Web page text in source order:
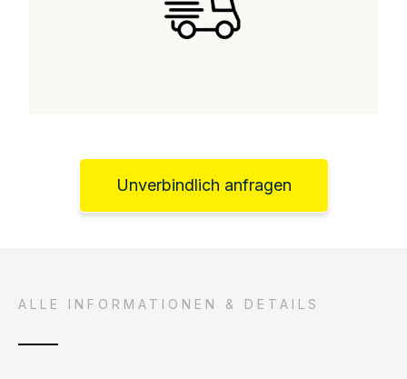
Unverbindlich anfragen
ALLE INFORMATIONEN & DETAILS